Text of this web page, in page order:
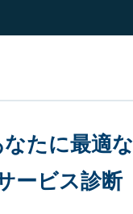
なたに最適な
ービス診断